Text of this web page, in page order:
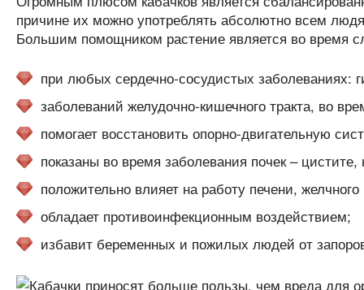
причине их можно употреблять абсолютно всем
Большим помощником растение является во время
при любых сердечно-сосудистых заболеваниях:
заболеваний желудочно-кишечного тракта, во
помогает восстановить опорно-двигательную
показаны во время заболевания почек –
положительно влияет на работу печени,
обладает противоинфекционным воздействием;
избавит беременных и пожилых людей от